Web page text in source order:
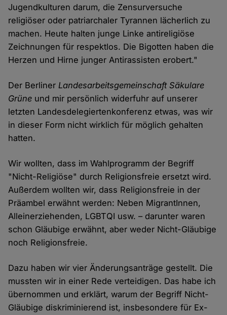
Jugendkulturen darum, die Zensurversuche
religiöser oder patriarchaler Tyrannen lächerlich zu
machen. Heute halten junge Linke antireligiöse
Zeichnungen für respektlos. Die Bigotten haben die
Herzen und Hirne junger Antirassisten erobert."
Der Berliner Landesarbeitsgemeinschaft Säkulare
Grüne und mir persönlich widerfuhr auf unserer
letzten Landesdelegiertenkonferenz etwas, was wir
in dieser Form nicht wirklich für möglich gehalten
hatten.
Wir wollten, dass im Wahlprogramm der Begriff
"Nicht-Religiöse" durch Religionsfreie ersetzt wird.
Außerdem wollten wir, dass Religionsfreie in der
Präambel erwähnt werden: Neben MigrantInnen,
Alleinerziehenden, LGBTQI usw. – darunter waren
schon Gläubige erwähnt, aber weder Nicht-Gläubige
noch Religionsfreie.
Dazu haben wir vier Änderungsanträge gestellt. Die
mussten wir in einer Rede verteidigen. Das habe ich
übernommen und erklärt, warum der Begriff Nicht-
Gläubige diskriminierend ist, insbesondere für Ex-